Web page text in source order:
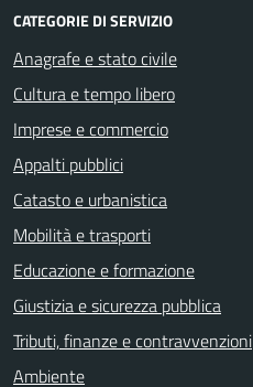
CATEGORIE DI SERVIZIO
Anagrafe e stato civile
Cultura e tempo libero
Imprese e commercio
Appalti pubblici
Catasto e urbanistica
Mobilità e trasporti
Educazione e formazione
Giustizia e sicurezza pubblica
Tributi, finanze e contravvenzioni
Ambiente